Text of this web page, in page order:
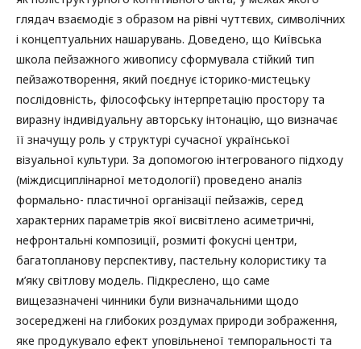
глядач взаємодіє з образом на рівні чуттєвих, символічних
і концептуальних нашарувань. Доведено, що Київська
школа пейзажного живопису сформувала стійкий тип
пейзажотворення, який поєднує історико-мистецьку
послідовність, філософську інтерпретацію простору та
виразну індивідуальну авторську інтонацію, що визначає
її значущу роль у структурі сучасної української
візуальної культури. За допомогою інтегрованого підходу
(міждисциплінарної методології) проведено аналіз
формально- пластичної організації пейзажів, серед
характерних параметрів якої висвітлено асиметричні,
нефронтальні композиції, розмиті фокусні центри,
багатопланову перспективу, пастельну колористику та
м’яку світлову модель. Підкреслено, що саме
вищезазначені чинники були визначальними щодо
зосереджені на глибоких роздумах природи зображення,
яке продукувало ефект уповільненої темпоральності та